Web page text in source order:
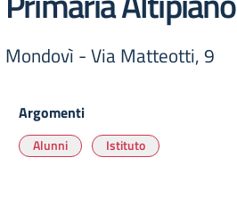
Mondovì - Via Matteotti, 9
Argomenti
Alunni Istituto